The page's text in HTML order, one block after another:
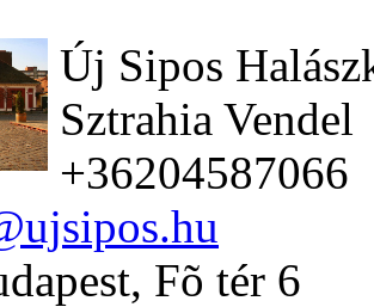
Új Sipos
Sztrahia Vendel
+36204587066
Fõ tér 6